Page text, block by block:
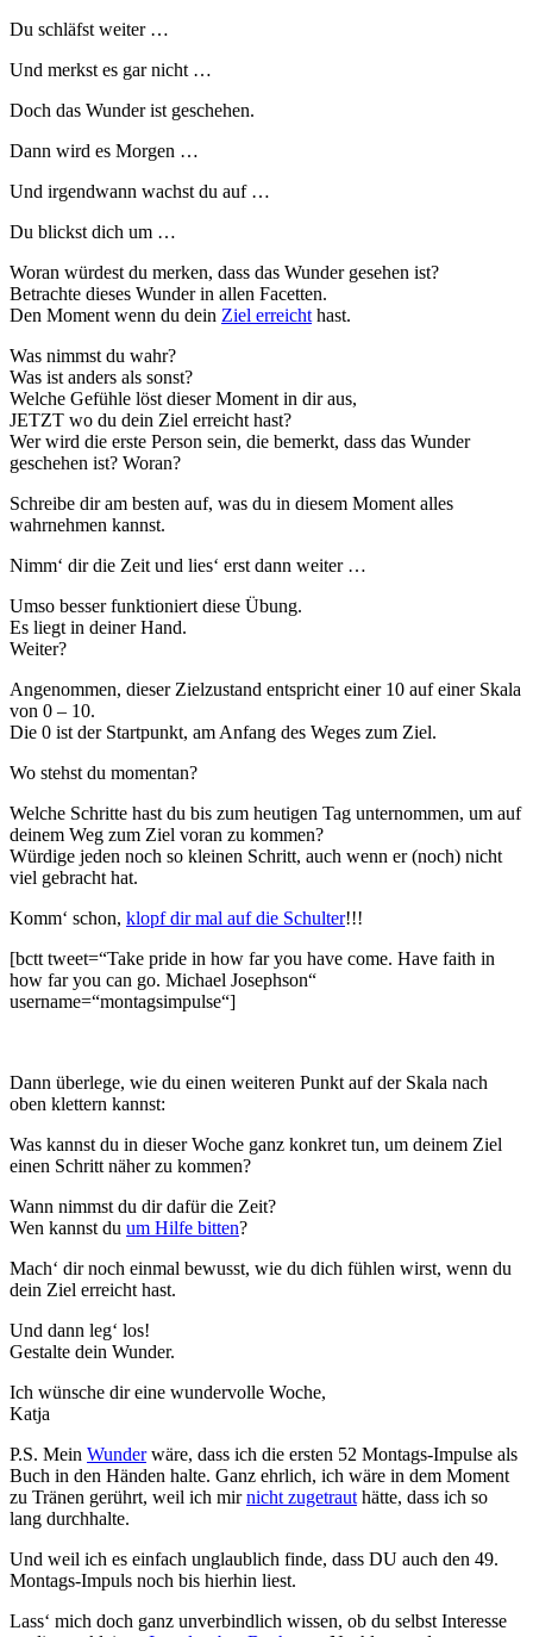
Du schläfst weiter …
Und merkst es gar nicht …
Doch das Wunder ist geschehen.
Dann wird es Morgen …
Und irgendwann wachst du auf …
Du blickst dich um …
Woran würdest du merken, dass das Wunder gesehen ist?
Betrachte dieses Wunder in allen Facetten.
Den Moment wenn du dein Ziel erreicht hast.
Was nimmst du wahr?
Was ist anders als sonst?
Welche Gefühle löst dieser Moment in dir aus,
JETZT wo du dein Ziel erreicht hast?
Wer wird die erste Person sein, die bemerkt, dass das Wunder
geschehen ist? Woran?
Schreibe dir am besten auf, was du in diesem Moment alles
wahrnehmen kannst.
Nimm‘ dir die Zeit und lies‘ erst dann weiter …
Umso besser funktioniert diese Übung.
Es liegt in deiner Hand.
Weiter?
Angenommen, dieser Zielzustand entspricht einer 10 auf einer Skala
von 0 – 10.
Die 0 ist der Startpunkt, am Anfang des Weges zum Ziel.
Wo stehst du momentan?
Welche Schritte hast du bis zum heutigen Tag unternommen, um auf
deinem Weg zum Ziel voran zu kommen?
Würdige jeden noch so kleinen Schritt, auch wenn er (noch) nicht
viel gebracht hat.
Komm‘ schon, klopf dir mal auf die Schulter!!!
[bctt tweet=“Take pride in how far you have come. Have faith in
how far you can go. Michael Josephson“
username=“montagsimpulse“]
Dann überlege, wie du einen weiteren Punkt auf der Skala nach
oben klettern kannst:
Was kannst du in dieser Woche ganz konkret tun, um deinem Ziel
einen Schritt näher zu kommen?
Wann nimmst du dir dafür die Zeit?
Wen kannst du um Hilfe bitten?
Mach‘ dir noch einmal bewusst, wie du dich fühlen wirst, wenn du
dein Ziel erreicht hast.
Und dann leg‘ los!
Gestalte dein Wunder.
Ich wünsche dir eine wundervolle Woche,
Katja
P.S. Mein Wunderwäre, dass ich die ersten 52 Montags-Impulse als
Buch in den Händen halte. Ganz ehrlich, ich wäre in dem Moment
zu Tränen gerührt, weil ich mirnicht zugetraut hätte, dass ich so
lang durchhalte.
Und weil ich es einfach unglaublich finde, dass DU auch den 49.
Montags-Impuls noch bis hierhin liest.
Lass‘ mich doch ganz unverbindlich wissen, ob du selbst Interesse